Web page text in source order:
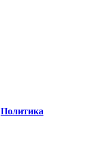
Политика